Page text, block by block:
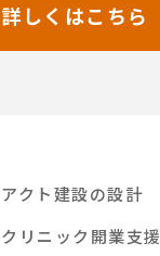
詳しくはこちら
アクト建設の設計
クリニック開業支援